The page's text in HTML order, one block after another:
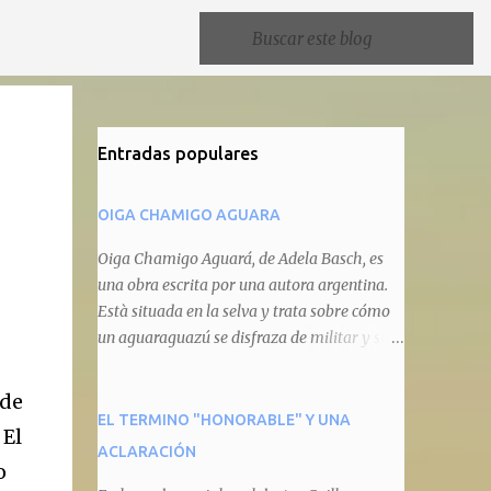
Entradas populares
OIGA CHAMIGO AGUARA
Oiga Chamigo Aguará, de Adela Basch, es
una obra escrita por una autora argentina.
Està situada en la selva y trata sobre cómo
un aguaraguazú se disfraza de militar y se
animal que pretenda circular por ahí. En
primera instancia aparece Teteu, el tero,
EL TERMINO "HONORABLE" Y UNA
ACLARACIÓN